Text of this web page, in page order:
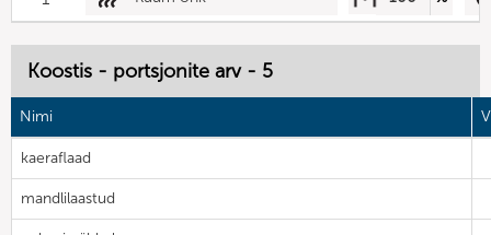
Koostis - portsjonite arv - 5
Nimi
kaeraflaad
mandlilaastud